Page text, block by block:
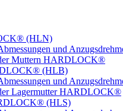
(HLN)
und
Muttern HARDLOCK®
(HLB)
und
Lagermutter HARDLOCK®
(HLS)